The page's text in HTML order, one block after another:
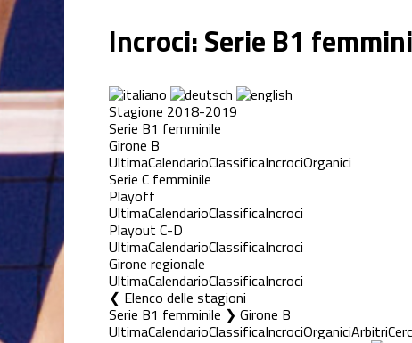
Incroci: Serie B1
Stagione 2018-2019
Serie B1 femminile
Girone B
UltimaCalendarioClassificaIncrociOrganici
Serie C femminile
Playoff
UltimaCalendarioClassificaIncroci
Playout C-D
UltimaCalendarioClassificaIncroci
Girone regionale
UltimaCalendarioClassificaIncroci
Elenco delle stagioni
Serie B1 femminile ❯ Girone B
UltimaCalendarioClassificaIncrociOrganiciArbitri